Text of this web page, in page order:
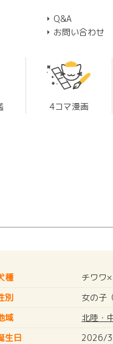
Q&A
お問い合わせ
4コマ漫画
種 チワワ
別
女の子
域
北陸・
生日
2026/